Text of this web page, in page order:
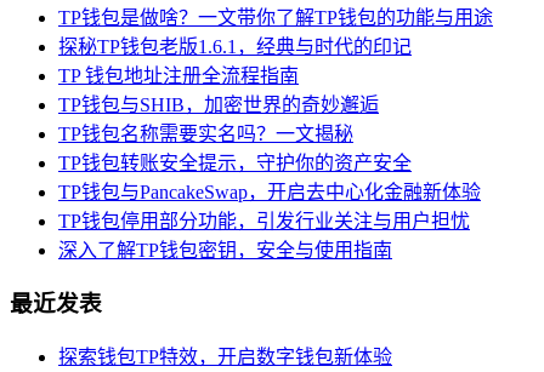
TP钱包是做啥？一文带你了解TP钱包的功能与用途
探秘TP钱包老版1.6.1，经典与时代的印记
TP 钱包地址注册全流程指南
TP钱包与SHIB，加密世界的奇妙邂逅
TP钱包名称需要实名吗？一文揭秘
TP钱包转账安全提示，守护你的资产安全
TP钱包与PancakeSwap，开启去中心化金融新体验
TP钱包停用部分功能，引发行业关注与用户担忧
深入了解TP钱包密钥，安全与使用指南
最近发表
探索钱包TP特效，开启数字钱包新体验